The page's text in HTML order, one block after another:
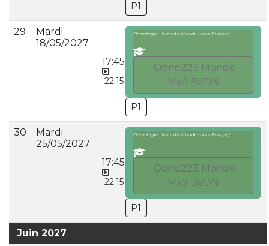
P1
29
Mardi
18/05/2027
17:45
22:15
Oenologie : Vins du Monde (hors Europe)
Oeno223 Monde
MaS BVDN
P1
30
Mardi
25/05/2027
17:45
22:15
Oenologie : Vins du Monde (hors Europe)
Oeno223 Monde
MaS BVDN
P1
Juin 2027